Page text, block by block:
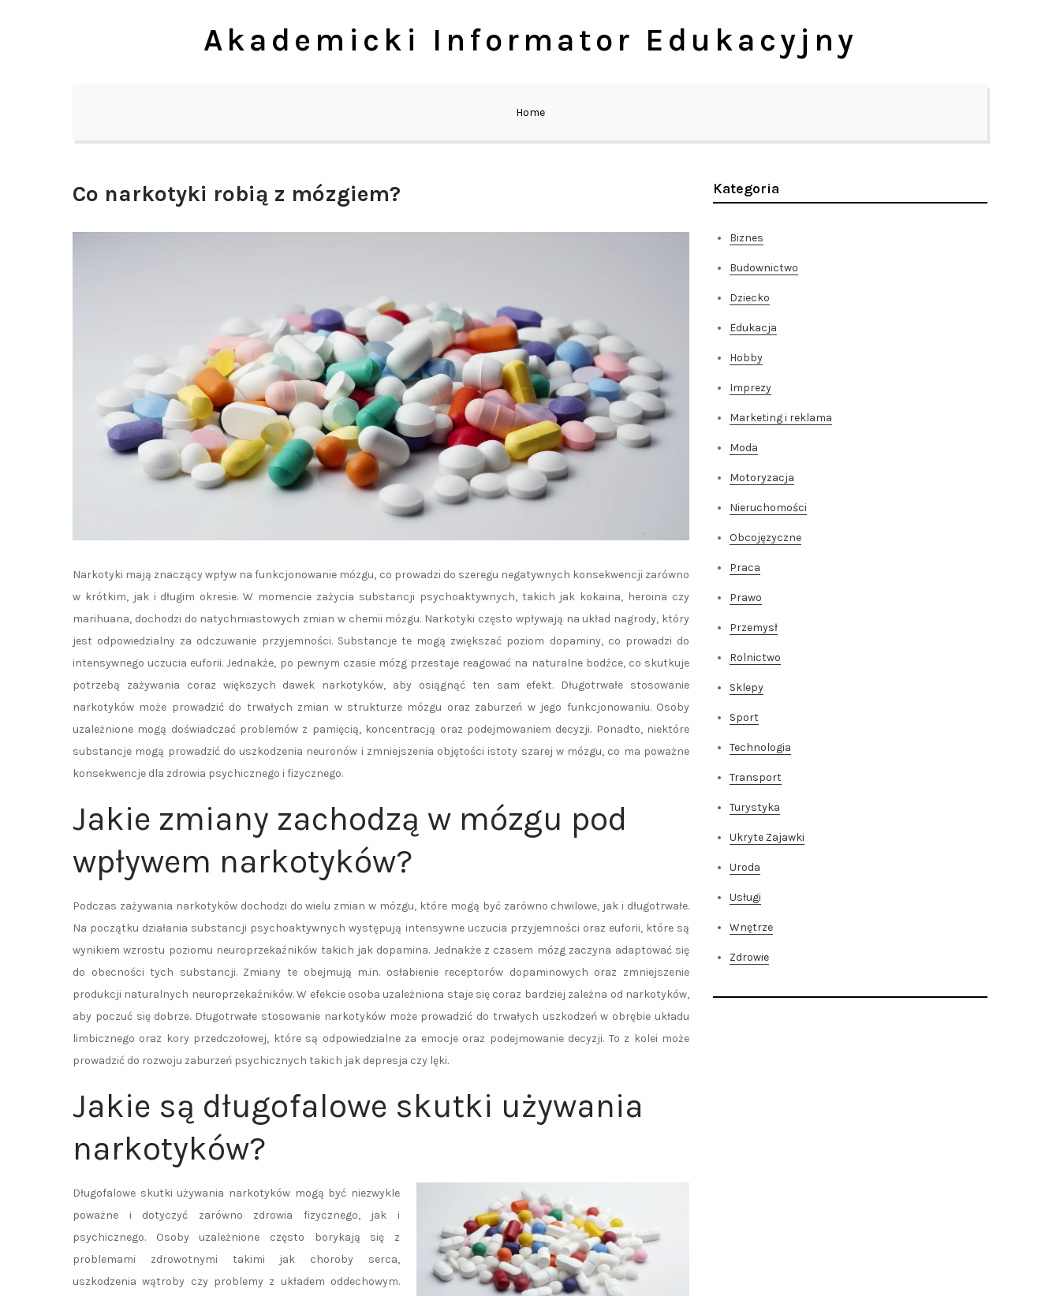
Akademicki Informator Edukacyjny
Home
Co narkotyki robią z mózgiem?
Narkotyki mają znaczący wpływ na funkcjonowanie mózgu, co prowadzi do szeregu negatywnych konsekwencji zarówno
w krótkim, jak i długim okresie. W momencie zażycia substancji psychoaktywnych, takich jak kokaina, heroina czy
marihuana, dochodzi do natychmiastowych zmian w chemii mózgu. Narkotyki często wpływają na układ nagrody, który
jest odpowiedzialny za odczuwanie przyjemności. Substancje te mogą zwiększać poziom dopaminy, co prowadzi do
intensywnego uczucia euforii. Jednakże, po pewnym czasie mózg przestaje reagować na naturalne bodźce, co skutkuje
potrzebą zażywania coraz większych dawek narkotyków, aby osiągnąć ten sam efekt. Długotrwałe stosowanie
narkotyków może prowadzić do trwałych zmian w strukturze mózgu oraz zaburzeń w jego funkcjonowaniu. Osoby
uzależnione mogą doświadczać problemów z pamięcią, koncentracją oraz podejmowaniem decyzji. Ponadto, niektóre
substancje mogą prowadzić do uszkodzenia neuronów i zmniejszenia objętości istoty szarej w mózgu, co ma poważne
konsekwencje dla zdrowia psychicznego i fizycznego.
Jakie zmiany zachodzą w mózgu pod
wpływem narkotyków?
Podczas zażywania narkotyków dochodzi do wielu zmian w mózgu, które mogą być zarówno chwilowe, jak i długotrwałe.
Na początku działania substancji psychoaktywnych występują intensywne uczucia przyjemności oraz euforii, które są
wynikiem wzrostu poziomu neuroprzekaźników takich jak dopamina. Jednakże z czasem mózg zaczyna adaptować się
do obecności tych substancji. Zmiany te obejmują m.in. osłabienie receptorów dopaminowych oraz zmniejszenie
produkcji naturalnych neuroprzekaźników. W efekcie osoba uzależniona staje się coraz bardziej zależna od narkotyków,
aby poczuć się dobrze. Długotrwałe stosowanie narkotyków może prowadzić do trwałych uszkodzeń w obrębie układu
limbicznego oraz kory przedczołowej, które są odpowiedzialne za emocje oraz podejmowanie decyzji. To z kolei może
prowadzić do rozwoju zaburzeń psychicznych takich jak depresja czy lęki.
Jakie są długofalowe skutki używania
narkotyków?
Długofalowe skutki używania narkotyków mogą być niezwykle
poważne i dotyczyć zarówno zdrowia fizycznego, jak i
psychicznego. Osoby uzależnione często borykają się z
problemami zdrowotnymi takimi jak choroby serca,
uszkodzenia wątroby czy problemy z układem oddechowym.
Kategoria
Biznes
Budownictwo
Dziecko
Edukacja
Hobby
Imprezy
Marketing i reklama
Moda
Motoryzacja
Nieruchomości
Obcojęzyczne
Praca
Prawo
Przemysł
Rolnictwo
Sklepy
Sport
Technologia
Transport
Turystyka
Ukryte Zajawki
Uroda
Usługi
Wnętrze
Zdrowie